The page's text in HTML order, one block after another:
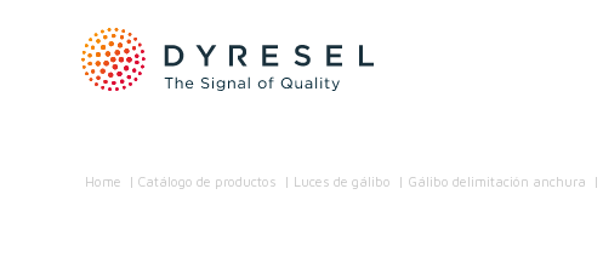
Home /Catálogo de productos Luces de gálibo Gálibo delimitación anchura